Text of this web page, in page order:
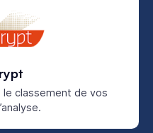
classement de vos